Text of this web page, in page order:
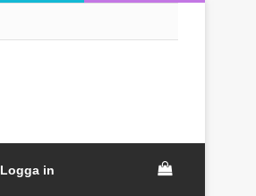
Logga in